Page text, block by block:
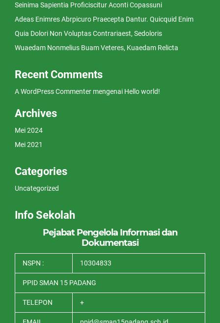
Seinima Sapientia Proficiscitur Aconti Copassuni
Adeas Enimres Abrpicuro Praecepta Dantur. Quicquid Enim
Quia Dolori Non Voluptas Contrariaest, Sedoloris
Wuaedam Nonmelius Buam Veteres, Kuaedam Relicta
Recent Comments
A WordPress Commenter mengenai Hello world!
Archives
Mei 2024
Mei 2021
Categories
Uncategorized
Info Sekolah
Pejabat Pengelola Informasi dan
Dokumentasi
NSPN : 10304833
PPID SMAN 15 PADANG
TELEPON +